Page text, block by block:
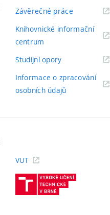
Závěrečné práce(externí
Knihovnické informační
centrum
Studijní opory(externí
Informace o zpracování
osobních údajů(externí
VUT
(externí